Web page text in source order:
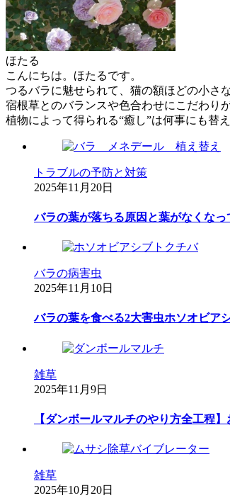
ほたる
こんにちは。ほたるです。
つるバラに魅せられて、猫の額ほどの小さ
宿根草とのバランスや色合わせにこだわり
植物によって得られる“癒し”は何事にも替
トラブルの予防と対策
2025年11月20日
バラの葉が落ちる原因と葉がなくな
バラの病害虫
2025年11月10日
バラの葉を食べる2大害虫ホソオビア
雑草
2025年11月9日
【ダンボールマルチのやり方全工程
雑草
2025年10月20日